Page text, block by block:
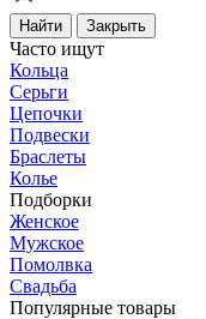
Найти Закрыть
Часто ищут
Кольца
Серьги
Цепочки
Подвески
Браслеты
Колье
Подборки
Женское
Мужское
Помолвка
Свадьба
Популярные товары